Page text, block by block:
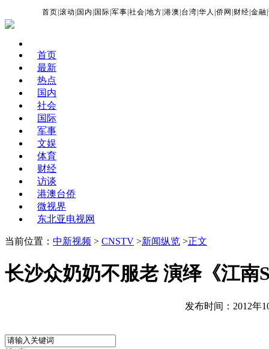
首页 |滚动 国内 国际 |军事 |社会 |地方 |港澳 台湾 |华人 |侨网 财经 |金融 |
首页
最新
热点
国内
社会
国际
军事
文娱
体育
财经
访谈
港澳台侨
微视界
东北亚电视网
当前位置： 中新视频 > CNSTV >新闻纵览 >正文
长沙众奶奶不服老 演绎《江南
发布时间：2012年